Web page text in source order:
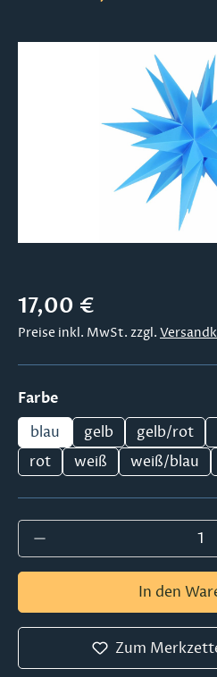
Bildergalerie überspringen
Regulärer Preis:
17,00 €
Preise inkl. MwSt. zzgl.
Farbeauswählen
blau
gelb gelb/rot
rot
weiß weiß/blau
Produkt Anzahl:
In den
Zum